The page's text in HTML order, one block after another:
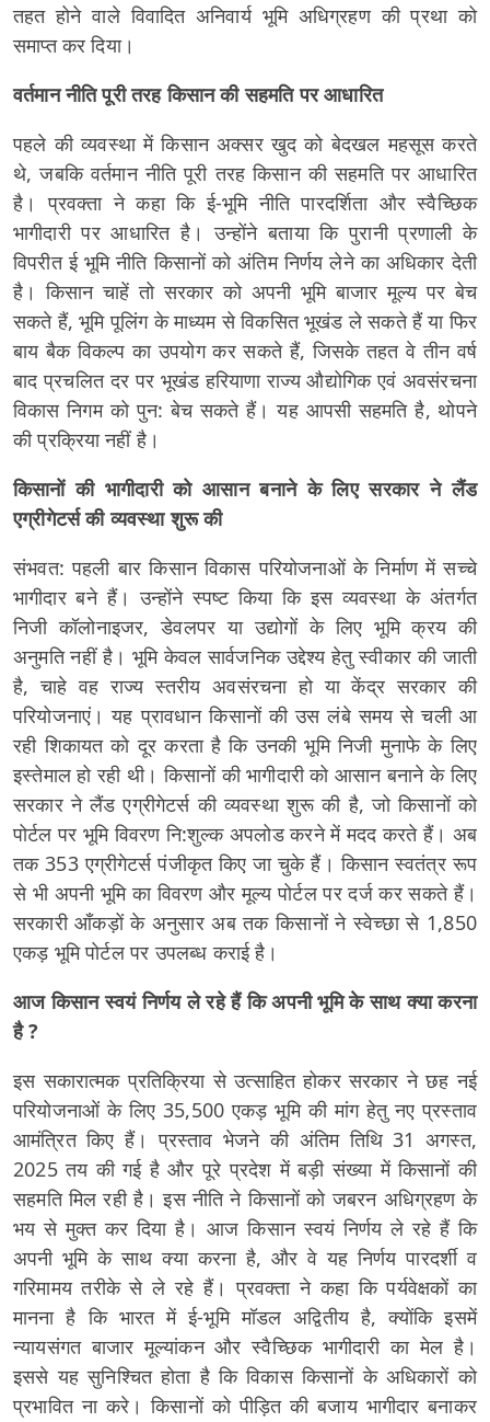
तहत होने वाले विवादित अनिवार्य भूमि अधिग्रहण की प्रथा को
समाप्त कर दिया।
वर्तमान नीति पूरी तरह किसान की सहमति पर आधारित
पहले की व्यवस्था में किसान अक्सर खुद को बेदखल महसूस करते
थे, जबकि वर्तमान नीति पूरी तरह किसान की सहमति पर आधारित
है। प्रवक्ता ने कहा कि ई-भूमि नीति पारदर्शिता और स्वैच्छिक
भागीदारी पर आधारित है। उन्होंने बताया कि पुरानी प्रणाली के
विपरीत ई भूमि नीति किसानों को अंतिम निर्णय लेने का अधिकार देती
है। किसान चाहें तो सरकार को अपनी भूमि बाजार मूल्य पर बेच
सकते हैं, भूमि पूलिंग के माध्यम से विकसित भूखंड ले सकते हैं या फिर
बाय बैक विकल्प का उपयोग कर सकते हैं, जिसके तहत वे तीन वर्ष
बाद प्रचलित दर पर भूखंड हरियाणा राज्य औद्योगिक एवं अवसंरचना
विकास निगम को पुन: बेच सकते हैं। यह आपसी सहमति है, थोपने
की प्रक्रिया नहीं है।
किसानों की भागीदारी को आसान बनाने के लिए सरकार ने लैंड
एग्रीगेटर्स की व्यवस्था शुरू की
संभवत: पहली बार किसान विकास परियोजनाओं के निर्माण में सच्चे
भागीदार बने हैं। उन्होंने स्पष्ट किया कि इस व्यवस्था के अंतर्गत
निजी कॉलोनाइजर, डेवलपर या उद्योगों के लिए भूमि क्रय की
अनुमति नहीं है। भूमि केवल सार्वजनिक उद्देश्य हेतु स्वीकार की जाती
है, चाहे वह राज्य स्तरीय अवसंरचना हो या केंद्र सरकार की
परियोजनाएं। यह प्रावधान किसानों की उस लंबे समय से चली आ
रही शिकायत को दूर करता है कि उनकी भूमि निजी मुनाफे के लिए
इस्तेमाल हो रही थी। किसानों की भागीदारी को आसान बनाने के लिए
सरकार ने लैंड एग्रीगेटर्स की व्यवस्था शुरू की है, जो किसानों को
पोर्टल पर भूमि विवरण नि:शुल्क अपलोड करने में मदद करते हैं। अब
तक 353 एग्रीगेटर्स पंजीकृत किए जा चुके हैं। किसान स्वतंत्र रूप
से भी अपनी भूमि का विवरण और मूल्य पोर्टल पर दर्ज कर सकते हैं।
सरकारी आँकड़ों के अनुसार अब तक किसानों ने स्वेच्छा से 1,850
एकड़ भूमि पोर्टल पर उपलब्ध कराई है।
आज किसान स्वयं निर्णय ले रहे हैं कि अपनी भूमि के साथ क्या करना
है ?
इस सकारात्मक प्रतिक्रिया से उत्साहित होकर सरकार ने छह नई
परियोजनाओं के लिए 35,500 एकड़ भूमि की मांग हेतु नए प्रस्ताव
आमंत्रित किए हैं। प्रस्ताव भेजने की अंतिम तिथि 31 अगस्त,
2025 तय की गई है और पूरे प्रदेश में बड़ी संख्या में किसानों की
सहमति मिल रही है। इस नीति ने किसानों को जबरन अधिग्रहण के
भय से मुक्त कर दिया है। आज किसान स्वयं निर्णय ले रहे हैं कि
अपनी भूमि के साथ क्या करना है, और वे यह निर्णय पारदर्शी व
गरिमामय तरीके से ले रहे हैं। प्रवक्ता ने कहा कि पर्यवेक्षकों का
मानना है कि भारत में ई-भूमि मॉडल अद्वितीय है, क्योंकि इसमें
न्यायसंगत बाजार मूल्यांकन और स्वैच्छिक भागीदारी का मेल है।
इससे यह सुनिश्चित होता है कि विकास किसानों के अधिकारों को
प्रभावित ना करे। किसानों को पीड़ित की बजाय भागीदार बनाकर